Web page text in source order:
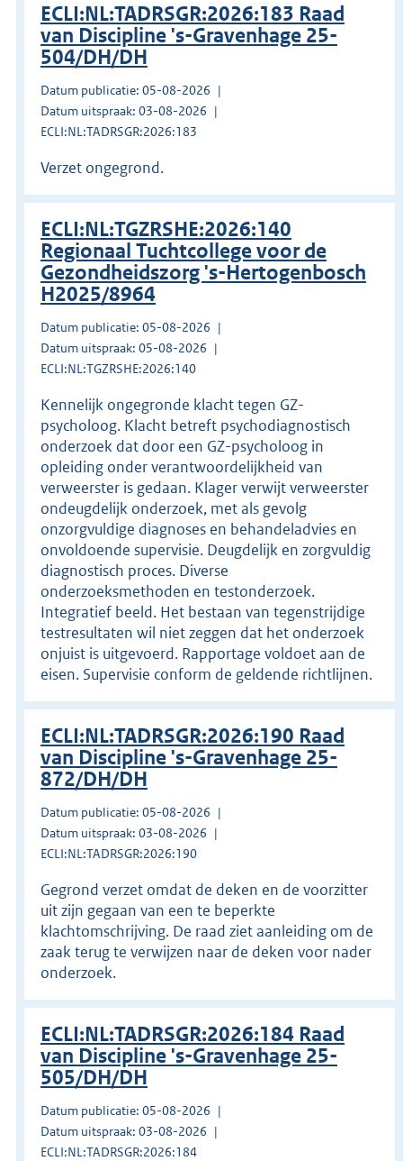
ECLI:NL:TADRSGR:2026:183 Raad
van Discipline 's-Gravenhage 25-
504/DH/DH
Datum publicatie: 05-08-2026
Datum uitspraak: 03-08-2026
ECLI:NL:TADRSGR:2026:183
Verzet ongegrond.
ECLI:NL:TGZRSHE:2026:140
Regionaal Tuchtcollege voor de
Gezondheidszorg 's-Hertogenbosch
H2025/8964
Datum publicatie: 05-08-2026
Datum uitspraak: 05-08-2026
ECLI:NL:TGZRSHE:2026:140
Kennelijk ongegronde klacht tegen GZ-
psycholoog. Klacht betreft psychodiagnostisch
onderzoek dat door een GZ-psycholoog in
opleiding onder verantwoordelijkheid van
verweerster is gedaan. Klager verwijt verweerster
ondeugdelijk onderzoek, met als gevolg
onzorgvuldige diagnoses en behandeladvies en
onvoldoende supervisie. Deugdelijk en zorgvuldig
diagnostisch proces. Diverse
onderzoeksmethoden en testonderzoek.
Integratief beeld. Het bestaan van tegenstrijdige
testresultaten wil niet zeggen dat het onderzoek
onjuist is uitgevoerd. Rapportage voldoet aan de
eisen. Supervisie conform de geldende richtlijnen.
ECLI:NL:TADRSGR:2026:190 Raad
van Discipline 's-Gravenhage 25-
872/DH/DH
Datum publicatie: 05-08-2026
Datum uitspraak: 03-08-2026
ECLI:NL:TADRSGR:2026:190
Gegrond verzet omdat de deken en de voorzitter
uit zijn gegaan van een te beperkte
klachtomschrijving. De raad ziet aanleiding om de
zaak terug te verwijzen naar de deken voor nader
onderzoek.
ECLI:NL:TADRSGR:2026:184 Raad
van Discipline 's-Gravenhage 25-
505/DH/DH
Datum publicatie: 05-08-2026
Datum uitspraak: 03-08-2026
ECLI:NL:TADRSGR:2026:184